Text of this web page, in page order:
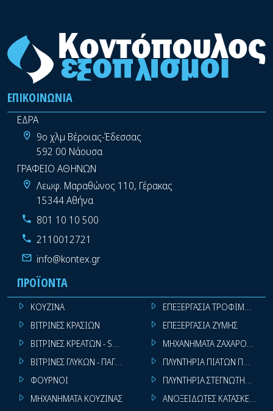
ΕΠΙΚΟΙΝΩΝΊΑ
ΕΔΡΑ
9ο χλμ Βέροιας-Έδεσσας
592 00 Νάουσα
ΓΡΑΦΕΙΟ ΑΘΗΝΩΝ
Λεωφ. Μαραθώνος 110, Γέρακας
15344 Αθήνα
801 10 10 500
2110012721
info@kontex.gr
ΠΡΟΪΌΝΤΑ
ΚΟΥΖΙΝΑ
ΒΙΤΡΙΝΕΣ ΚΡΑΣΙΩΝ
ΒΙΤΡΙΝΕΣ ΚΡΕΑΤΩΝ - SUPER MARKET
ΒΙΤΡΙΝΕΣ ΓΛΥΚΩΝ - ΠΑΓΩΤΩΝ
ΦΟΥΡΝΟΙ
ΜΗΧΑΝΗΜΑΤΑ ΚΟΥΖΙΝΑΣ
ΕΠΕΞΕΡΓΑΣΙΑ ΤΡΟΦΙΜΩΝ
ΕΠΕΞΕΡΓΑΣΙΑ ΖΥΜΗΣ
ΜΗΧΑΝΗΜΑΤΑ
ΠΛΥΝΤΗΡΙΑ ΠΙΑΤΩΝ
ΠΛΥΝΤΗΡΙΑ ΣΤΕΓΝΩΤΗΡΙΑ
ΑΝΟΞΕΙΔΩΤΕΣ ΚΑΤΑΣΚΕΥΕΣ